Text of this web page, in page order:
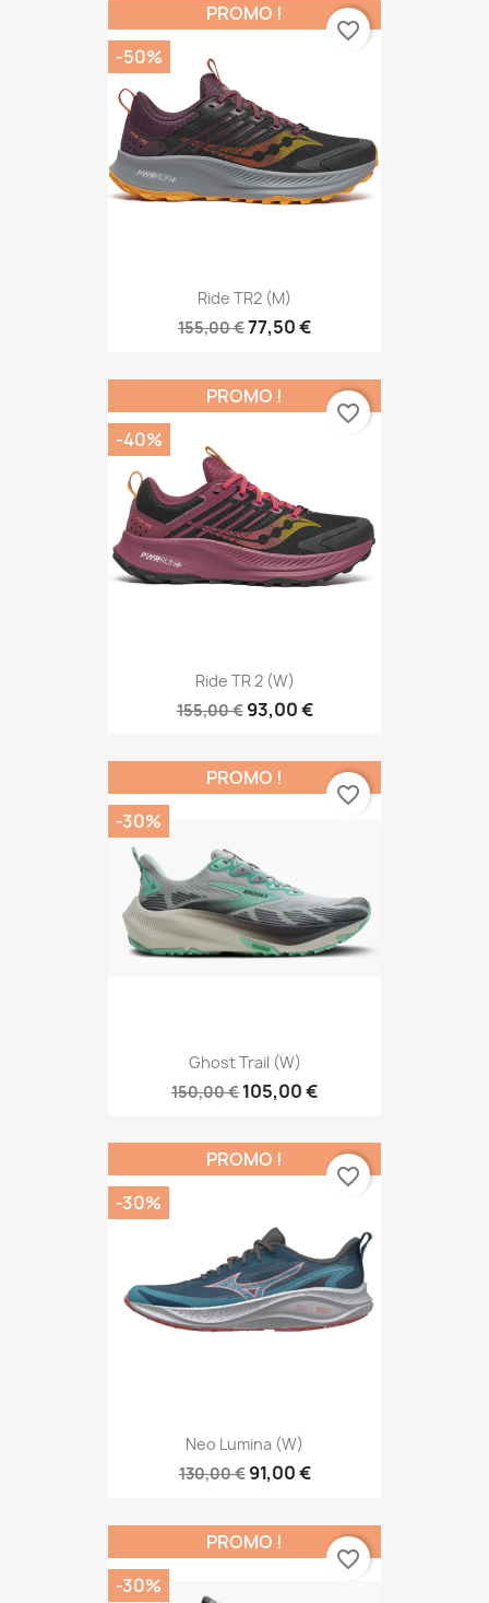
Ride TR2 (M)
155,00 €77,50 €
PROMO !
-50%
favorite_border
Ride TR 2 (W)
155,00 € 93,00 €
PROMO !
-40%
favorite_border
Ghost Trail (W)
150,00 € 105,00 €
PROMO !
-30%
favorite_border
Neo Lumina (W)
130,00 € 91,00 €
PROMO !
-30%
favorite_border
PROMO !
-30%
favorite_border